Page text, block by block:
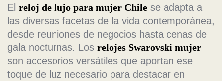
El reloj de lujo para mujer Chile se adapta a
las diversas facetas de la vida contemporánea,
desde reuniones de negocios hasta cenas de
gala nocturnas. Los relojes Swarovski mujer
son accesorios versátiles que aportan ese
toque de luz necesario para destacar en